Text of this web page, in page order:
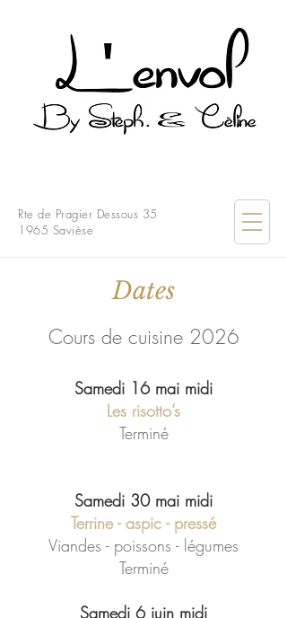
Rte de Pragier Dessous 35
1965 Savièse
Dates
Cours de cuisine 2026
Samedi 16 mai midi
Les risotto’s
Terminé
Samedi 30 mai midi
Terrine - aspic - pressé
Viandes - poissons - légumes
Terminé
Samedi 6 juin midi